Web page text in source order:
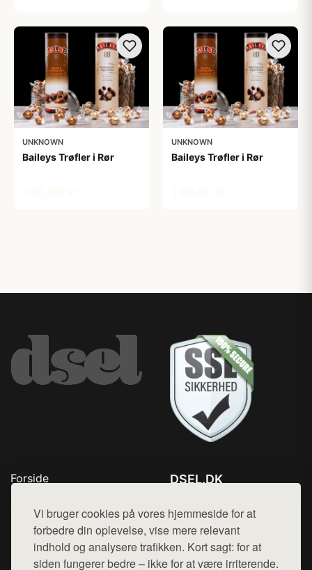
Vi bruger cookies på vores hjemmeside for at
forbedre din oplevelse, vise mere relevant
indhold og analysere trafikken. Kort sagt: for at
siden fungerer bedre – ikke for at være irriterende.
UNKNOWN
Baileys Trøfler i Rør
UNKNOWN
Baileys Trøfler i Rør
Forside
Top Rabatter
Blog
Kontakt
DSEL.DK
Mail: hej@want.dk
Cookie- og privatlivspolitik